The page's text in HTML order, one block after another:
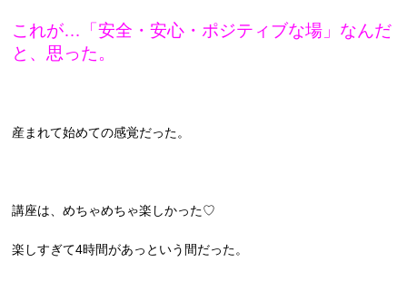
これが…「安全・安心・ポジティブな場」なんだ
と、思った。
産まれて始めての感覚だった。
講座は、めちゃめちゃ楽しかった♡
楽しすぎて4時間があっという間だった。